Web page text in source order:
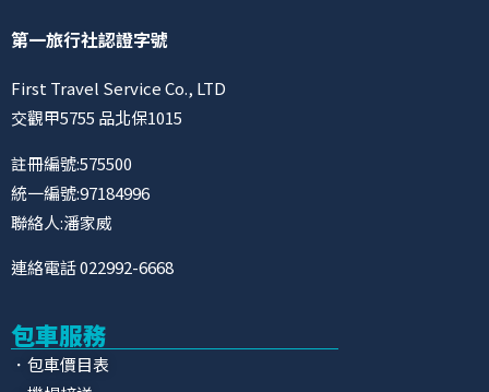
第一旅行社認證字號
First Travel Service Co., LTD
交觀甲5755 品北保1015
註冊編號:575500
統一編號:97184996
聯絡人:潘家威
連絡電話 022992-6668
包車服務
．包車價目表